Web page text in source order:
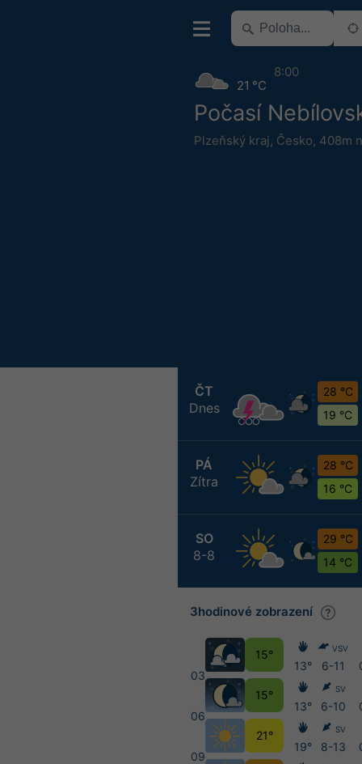
Počasí
Plzeňský kraj, Česko, 408m
21 °C
8:00
ČT
Dnes
28 °C
19 °C
PÁ
Zítra
28 °C
16 °C
SO
8-8
29 °C
14 °C
3hodinové zobrazení
03
06
09
15°
15°
21°
13°
13°
19°
VSV
6-11
SV
6-10
SV
8-13